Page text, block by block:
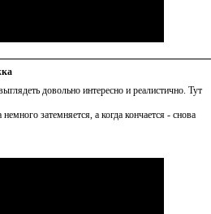
довольно интересно и реалистично. Тут
затемняется, а когда кончается - снова